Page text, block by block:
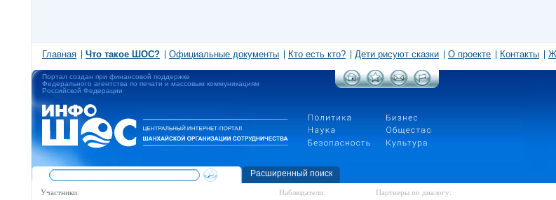
Главная Что такое ШОС? Официальные документы Кто есть кто? Дети рисуют сказки О проекте Контакты
Портал создан при финансовой поддержке
Федерального агентства по печати и массовым коммуникациям
Российской Федерации
Расширенный поиск
Участники: Наблюдатели: Партнеры по диалогу: